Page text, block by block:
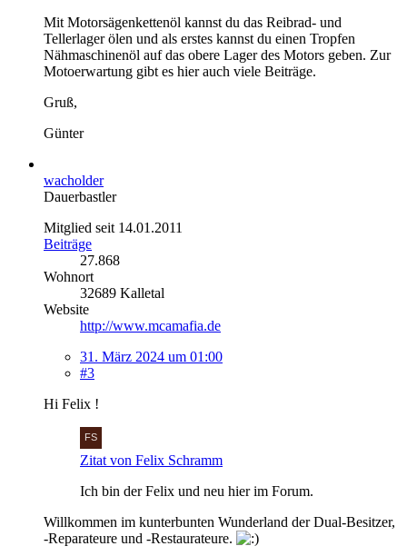
Mit Motorsägenkettenöl kannst du das Reibrad- und
Tellerlager ölen und als erstes kannst du einen Tropfen
Nähmaschinenöl auf das obere Lager des Motors geben. Zur
Motoerwartung gibt es hier auch viele Beiträge.
Gruß,
Günter
wacholder
Dauerbastler
Mitglied seit 14.01.2011
Beiträge
27.868
Wohnort
32689 Kalletal
Website
http://www.mcamafia.de
31. März 2024 um 01:00
#3
Hi Felix !
Zitat von Felix Schramm
Ich bin der Felix und neu hier im Forum.
Willkommen im kunterbunten Wunderland der Dual-Besitzer,
-Reparateure und -Restaurateure.